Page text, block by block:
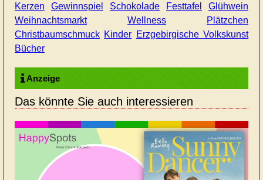
Kerzen
Gewinnspiel Schokolade Festtafel
Glühwein
Weihnachtsmarkt
Wellness
Plätzchen
Christbaumschmuck Kinder Erzgebirgische Volkskunst
Bücher
Anzeige
Das könnte Sie auch interessieren